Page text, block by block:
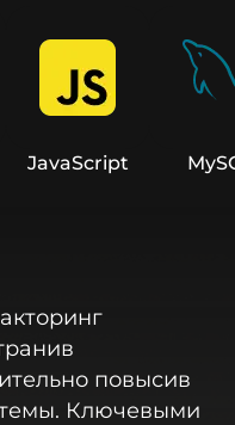
JavaScript
повысив
Ключевыми